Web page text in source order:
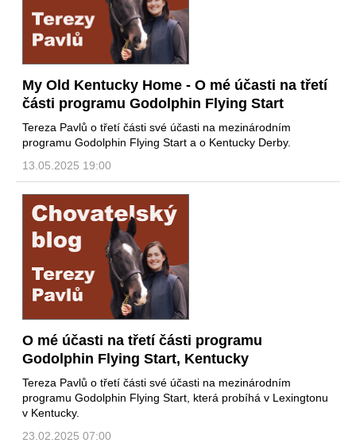
My Old Kentucky Home - O mé účasti na třetí
části programu Godolphin Flying Start
Tereza Pavlů o třetí části své účasti na mezinárodním
programu Godolphin Flying Start a o Kentucky Derby.
13.05.2025 19:00
O mé účasti na třetí části programu
Godolphin Flying Start, Kentucky
Tereza Pavlů o třetí části své účasti na mezinárodním
programu Godolphin Flying Start, která probíhá v Lexingtonu
v Kentucky.
23.02.2025 07:00